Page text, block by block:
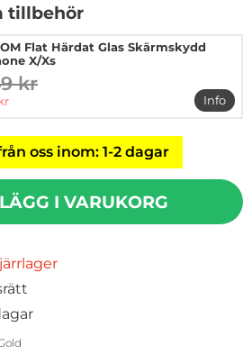
tillbehör
Flat Härdat Glas Skärmskydd
X/Xs
pris
kr
Info
mer
oss inom: 1-2 dagar
LÄGG I VARUKORG